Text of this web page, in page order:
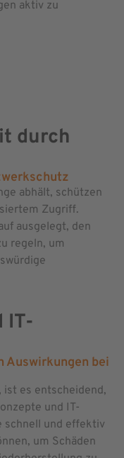
aktiv zu
durch
abhält, schützen
Zugriff.
ausgelegt, den
regeln, um
IT-
Auswirkungen bei
ist es entscheidend,
und IT-
schnell und effektiv
um Schäden